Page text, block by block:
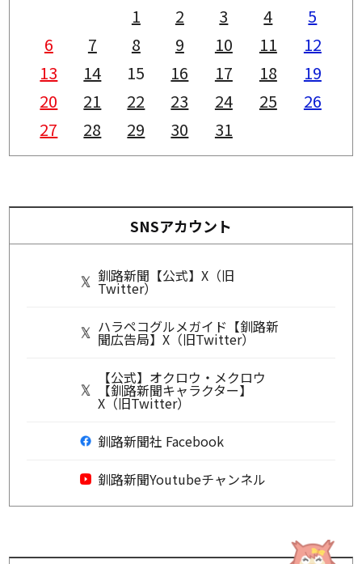
1
2 3 4
5
6
7 8 9 10 11
12
13
14 15 16 17 18
19
20
21 22 23 24 25
26
27
28 29 30 31
SNSアカウント
釧路新聞【公式】X（旧
Twitter）
ハラペコグルメガイド【釧路新
聞広告局】X（旧Twitter）
【公式】オクロウ・メクロウ
【釧路新聞キャラクター】
X（旧Twitter）
釧路新聞社 Facebook
釧路新聞Youtubeチャンネル